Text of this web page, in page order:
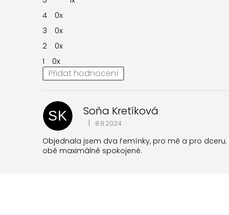
4
0x
3
0x
2
0x
1
0x
Přidat hodnocení
p
i
s
h
o
SK Soňa Kretíková
Hodnocení produktu je 5 z 5 hvězdiček.
| 8.8.2024
Objednala jsem dva řemínky, pro mě a pro
obě maximálně spokojené.